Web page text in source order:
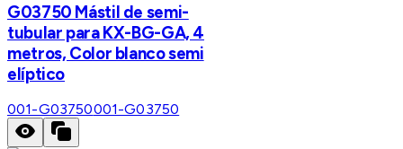
G03750 Mástil de semi-
tubular para KX-BG-GA, 4
metros, Color blanco semi
elíptico
001-G03750001-G03750